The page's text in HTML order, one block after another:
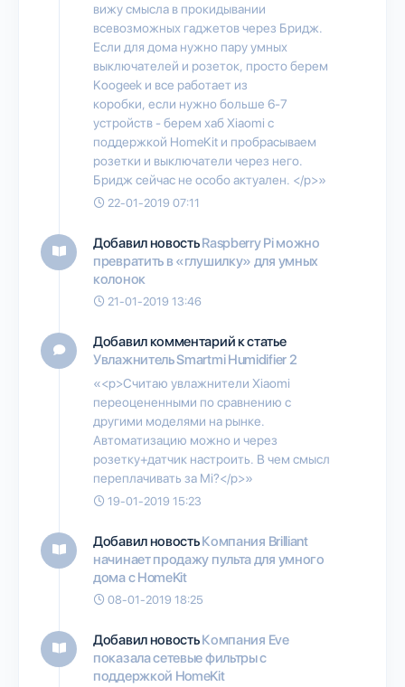
вижу смысла в прокидывании
всевозможных гаджетов через Бридж.
Если для дома нужно пару умных
выключателей и розеток, просто берем
Koogeek и все работает из
коробки, если нужно больше 6-7
устройств - берем хаб Xiaomi с
поддержкой HomeKit и пробрасываем
розетки и выключатели через него.
Бридж сейчас не особо актуален. </p>»
22-01-2019 07:11
Добавил новостьRaspberry Pi можно
превратить в «глушилку» для умных
колонок
21-01-2019 13:46
Добавил комментарий к статье
Увлажнитель Smartmi Humidifier 2
«<p>Считаю увлажнители Xiaomi
переоцененными по сравнению с
другими моделями на рынке.
Автоматизацию можно и через
розетку+датчик настроить. В чем смысл
переплачивать за Mi?</p>»
19-01-2019 15:23
Добавил новостьКомпания Brilliant
начинает продажу пульта для умного
дома с HomeKit
08-01-2019 18:25
Добавил новостьКомпания Eve
показала сетевые фильтры с
поддержкой HomeKit